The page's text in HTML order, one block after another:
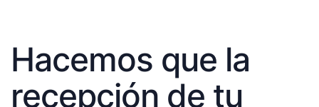
Hacemos que la
recepción de tu